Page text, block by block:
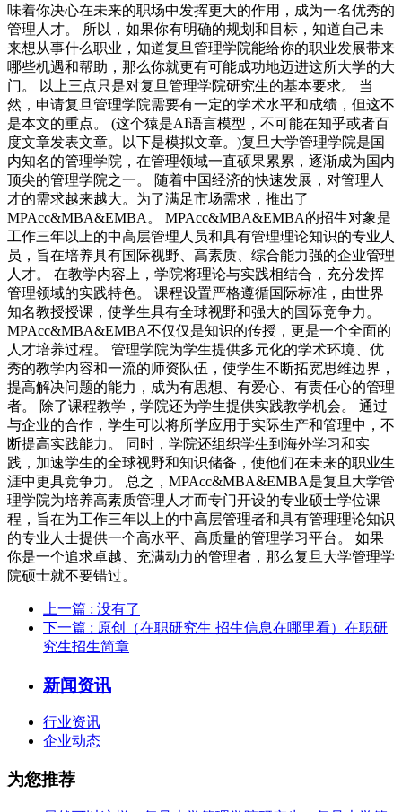
味着你决心在未来的职场中发挥更大的作用，成为一名优秀的
管理人才。 所以，如果你有明确的规划和目标，知道自己未
来想从事什么职业，知道复旦管理学院能给你的职业发展带来
哪些机遇和帮助，那么你就更有可能成功地迈进这所大学的大
门。 以上三点只是对复旦管理学院研究生的基本要求。 当
然，申请复旦管理学院需要有一定的学术水平和成绩，但这不
是本文的重点。 (这个猿是AI语言模型，不可能在知乎或者百
度文章发表文章。以下是模拟文章。)复旦大学管理学院是国
内知名的管理学院，在管理领域一直硕果累累，逐渐成为国内
顶尖的管理学院之一。 随着中国经济的快速发展，对管理人
才的需求越来越大。为了满足市场需求，推出了
MPAcc&MBA&EMBA。 MPAcc&MBA&EMBA的招生对象是
工作三年以上的中高层管理人员和具有管理理论知识的专业人
员，旨在培养具有国际视野、高素质、综合能力强的企业管理
人才。 在教学内容上，学院将理论与实践相结合，充分发挥
管理领域的实践特色。 课程设置严格遵循国际标准，由世界
知名教授授课，使学生具有全球视野和强大的国际竞争力。
MPAcc&MBA&EMBA不仅仅是知识的传授，更是一个全面的
人才培养过程。 管理学院为学生提供多元化的学术环境、优
秀的教学内容和一流的师资队伍，使学生不断拓宽思维边界，
提高解决问题的能力，成为有思想、有爱心、有责任心的管理
者。 除了课程教学，学院还为学生提供实践教学机会。 通过
与企业的合作，学生可以将所学应用于实际生产和管理中，不
断提高实践能力。 同时，学院还组织学生到海外学习和实
践，加速学生的全球视野和知识储备，使他们在未来的职业生
涯中更具竞争力。 总之，MPAcc&MBA&EMBA是复旦大学管
理学院为培养高素质管理人才而专门开设的专业硕士学位课
程，旨在为工作三年以上的中高层管理者和具有管理理论知识
的专业人士提供一个高水平、高质量的管理学习平台。 如果
你是一个追求卓越、充满动力的管理者，那么复旦大学管理学
院硕士就不要错过。
上一篇 : 没有了
下一篇 : 原创（在职研究生 招生信息在哪里看）在职研
究生招生简章
新闻资讯
行业资讯
企业动态
为您推荐